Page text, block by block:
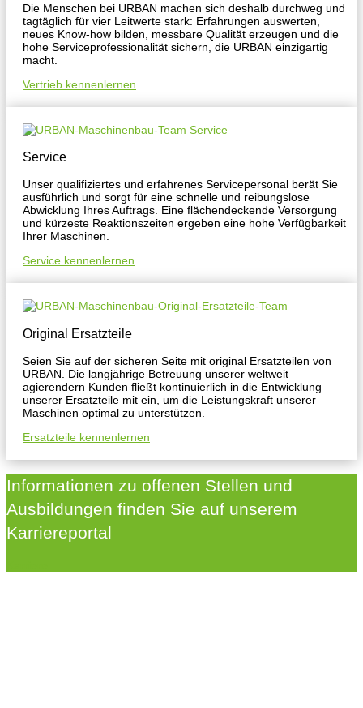
Die Menschen bei URBAN machen sich deshalb durchweg und
tagtäglich für vier Leitwerte stark: Erfahrungen auswerten,
neues Know-how bilden, messbare Qualität erzeugen und die
hohe Serviceprofessionalität sichern, die URBAN einzigartig
macht.
Vertrieb kennenlernen
Service
Unser qualifiziertes und erfahrenes Servicepersonal berät Sie
ausführlich und sorgt für eine schnelle und reibungslose
Abwicklung Ihres Auftrags. Eine flächendeckende Versorgung
und kürzeste Reaktionszeiten ergeben eine hohe Verfügbarkeit
Ihrer Maschinen.
Service kennenlernen
Original Ersatzteile
Seien Sie auf der sicheren Seite mit original Ersatzteilen von
URBAN. Die langjährige Betreuung unserer weltweit
agierendern Kunden fließt kontinuierlich in die Entwicklung
unserer Ersatzteile mit ein, um die Leistungskraft unserer
Maschinen optimal zu unterstützen.
Ersatzteile kennenlernen
Informationen zu offenen Stellen und
Ausbildungen finden Sie auf unserem
Karriereportal